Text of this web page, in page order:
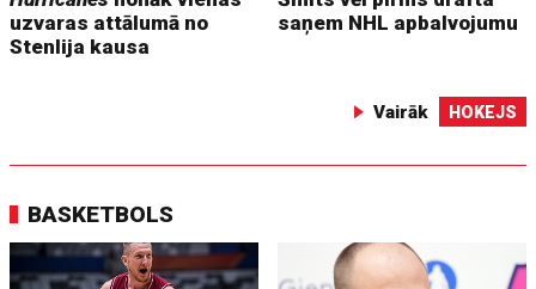
uzvaras attālumā no
Stenlija kausa
saņem NHL apbalvojumu
Vairāk HOKEJS
BASKETBOLS